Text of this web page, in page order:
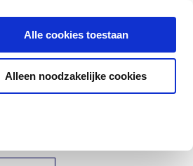
Alle cookies toestaan
Alleen noodzakelijke cookies